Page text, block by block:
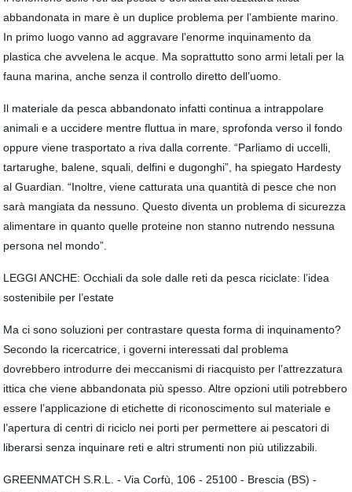
abbandonata in mare è un duplice problema per l’ambiente marino.
In primo luogo vanno ad aggravare l’enorme inquinamento da
plastica che avvelena le acque. Ma soprattutto sono armi letali per la
fauna marina, anche senza il controllo diretto dell’uomo.
Il materiale da pesca abbandonato infatti continua a intrappolare
animali e a uccidere mentre fluttua in mare, sprofonda verso il fondo
oppure viene trasportato a riva dalla corrente. “Parliamo di uccelli,
tartarughe, balene, squali, delfini e dugonghi”, ha spiegato Hardesty
al Guardian. “Inoltre, viene catturata una quantità di pesce che non
sarà mangiata da nessuno. Questo diventa un problema di sicurezza
alimentare in quanto quelle proteine non stanno nutrendo nessuna
persona nel mondo”.
LEGGI ANCHE: Occhiali da sole dalle reti da pesca riciclate: l’idea
sostenibile per l’estate
Ma ci sono soluzioni per contrastare questa forma di inquinamento?
Secondo la ricercatrice, i governi interessati dal problema
dovrebbero introdurre dei meccanismi di riacquisto per l’attrezzatura
ittica che viene abbandonata più spesso. Altre opzioni utili potrebbero
essere l’applicazione di etichette di riconoscimento sul materiale e
l’apertura di centri di riciclo nei porti per permettere ai pescatori di
liberarsi senza inquinare reti e altri strumenti non più utilizzabili.
GREENMATCH S.R.L. - Via Corfù, 106 - 25100 - Brescia (BS) -